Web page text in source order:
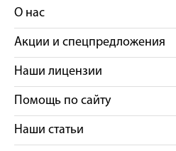
О нас
Акции и спецпредложения
Наши лицензии
Помощь по сайту
Наши статьи